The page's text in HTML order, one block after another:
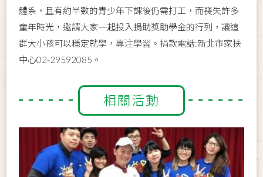
體系，且有約半數的青少年下課後仍需打工，而喪失許多
童年時光，邀請大家一起投入捐助獎助學金的行列，讓這
群大小孩可以穩定就學，專注學習。捐款電話:新北市家扶
中心02-29592085。
相關活動